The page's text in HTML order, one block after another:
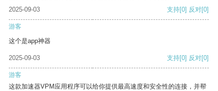
2025-09-03
支持[0] 反对[0]
游客
这个是app神器
2025-09-03 支持[0] 反对[0]
游客
这款加速器VPM应用程序可以给你提供最高速度和安全性的连接，并帮